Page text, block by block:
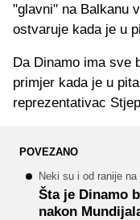
"glavni" na Balkanu
ostvaruje kada je u
Da Dinamo ima sve
primjer kada je u
reprezentativac
POVEZANO
Neki su i od ranije na
Šta je Dinamo
nakon